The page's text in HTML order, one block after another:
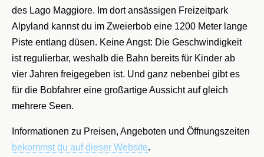
des Lago Maggiore. Im dort ansässigen Freizeitpark
Alpyland kannst du im Zweierbob eine 1200 Meter lange
Piste entlang düsen. Keine Angst: Die Geschwindigkeit
ist regulierbar, weshalb die Bahn bereits für Kinder ab
vier Jahren freigegeben ist. Und ganz nebenbei gibt es
für die Bobfahrer eine großartige Aussicht auf gleich
mehrere Seen.
Informationen zu Preisen, Angeboten und Öffnungszeiten
bekommst du auf dieser Website.